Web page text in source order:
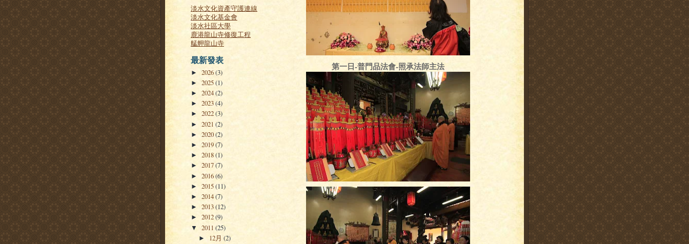
淡水文化資產守護連線
淡水文化基金會
淡水社區大學
鹿港龍山寺修復工程
艋舺龍山寺
最新發表
► 2026(3)
► 2025(1)
► 2024(2)
► 2023(4)
► 2022(3)
► 2021 (2)
► 2020(2)
► 2019(7)
► 2018(1)
► 2017(7)
► 2016(6)
► 2015(11)
► 2014(7)
► 2013(12)
► 2012(9)
▼ 2011 (25)
► 12月(2)
第一日-普門品法會-照承法師主法